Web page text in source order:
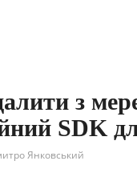
з
SDK
Янковський